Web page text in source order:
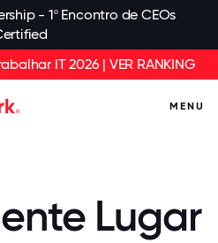
- 1º Encontro de CEOs
IT 2026 | VER RANKING
MENU
Lugar